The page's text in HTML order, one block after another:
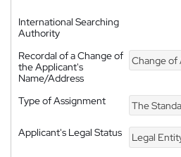
International Searching
Authority
Recordal of a Change of
the Applicant's
Name/Address
Change of
Type of Assignment The
Applicant's Legal Status
Legal